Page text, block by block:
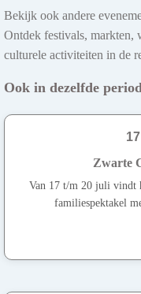
Bekijk ook andere
Ontdek festivals, markten,
culturele activiteiten in de
Ook in dezelfde
Zwarte
Van 17 t/m 20 juli vindt
familiespektakel